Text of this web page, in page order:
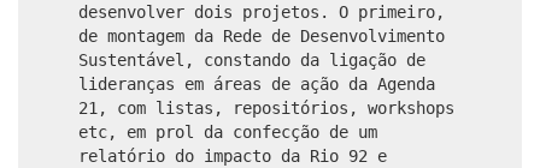
desenvolver dois projetos. O primeiro,
de montagem da Rede de Desenvolvimento
Sustentável, constando da ligação de
lideranças em áreas de ação da Agenda
21, com listas, repositórios, workshops
etc, em prol da confecção de um
relatório do impacto da Rio 92 e